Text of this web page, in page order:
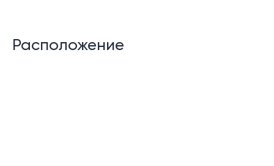
Расположение